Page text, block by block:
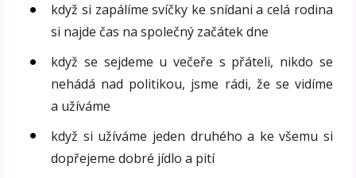
když si zapálíme svíčky ke snídani a celá rodina
si najde čas na společný začátek dne
když se sejdeme u večeře s přáteli, nikdo se
nehádá nad politikou, jsme rádi, že se vidíme
a užíváme
když si užíváme jeden druhého a ke všemu si
dopřejeme dobré jídlo a pití